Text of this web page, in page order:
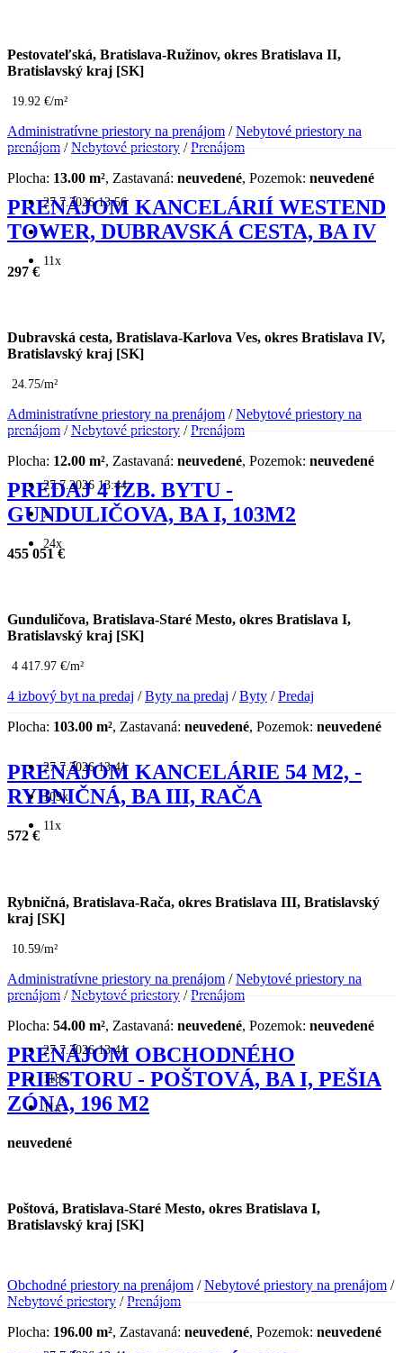
Pestovateľská, Bratislava-Ružinov, okres Bratislava II,
Bratislavský kraj [SK]
19.92 €/m²
Administratívne priestory na prenájom /Nebytové priestory na
prenájom /Nebytové priestory /Prenájom
Plocha: 13.00 m², Zastavaná: neuvedené, Pozemok: neuvedené
27.7.2026 13:56
x
11x
PRENÁJOM KANCELÁRIÍ WESTEND
TOWER, DUBRAVSKÁ CESTA, BA IV
297 €
Dubravská cesta, Bratislava-Karlova Ves, okres Bratislava IV,
Bratislavský kraj [SK]
24.75/m²
Administratívne priestory na prenájom /Nebytové priestory na
prenájom /Nebytové priestory /Prenájom
Plocha: 12.00 m², Zastavaná: neuvedené, Pozemok: neuvedené
27.7.2026 13:44
x
24x
PREDAJ 4 IZB. BYTU -
GUNDULIČOVA, BA I, 103M2
455 051 €
Gunduličova, Bratislava-Staré Mesto, okres Bratislava I,
Bratislavský kraj [SK]
4 417.97 €/m²
4 izbový byt na predaj /Byty na predaj /Byty /Predaj
Plocha: 103.00 m², Zastavaná: neuvedené, Pozemok: neuvedené
27.7.2026 13:41
109x
11x
PRENÁJOM KANCELÁRIE 54 M2, -
RYBNIČNÁ, BA III, RAČA
572 €
Rybničná, Bratislava-Rača, okres Bratislava III, Bratislavský
kraj [SK]
10.59/m²
Administratívne priestory na prenájom /Nebytové priestory na
prenájom /Nebytové priestory /Prenájom
Plocha: 54.00 m², Zastavaná: neuvedené, Pozemok: neuvedené
27.7.2026 13:41
118x
11x
PRENÁJOM OBCHODNÉHO
PRIESTORU - POŠTOVÁ, BA I, PEŠIA
ZÓNA, 196 M2
neuvedené
Poštová, Bratislava-Staré Mesto, okres Bratislava I,
Bratislavský kraj [SK]
Obchodné priestory na prenájom /Nebytové priestory na prenájom /
Nebytové priestory /Prenájom
Plocha: 196.00 m², Zastavaná: neuvedené, Pozemok: neuvedené